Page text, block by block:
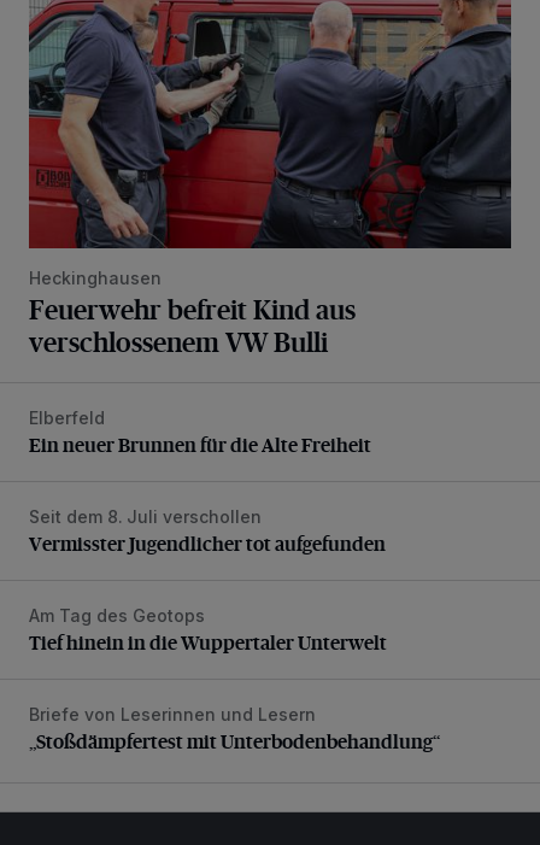
Heckinghausen
Feuerwehr befreit Kind aus
verschlossenem VW Bulli
Ein neuer Brunnen für die Alte Freiheit
Elberfeld
Ein neuer Brunnen für die Alte Freiheit
Vermisster Jugendlicher tot aufgefunden
Seit dem 8. Juli verschollen
Vermisster Jugendlicher tot aufgefunden
Tief hinein in die Wuppertaler Unterwelt
Am Tag des Geotops
Tief hinein in die Wuppertaler Unterwelt
„Stoßdämpfertest mit Unterbodenbehandlung“
Briefe von Leserinnen und Lesern
„Stoßdämpfertest mit Unterbodenbehandlung“